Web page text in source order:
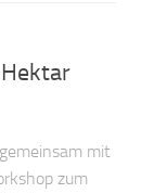
mit
zum